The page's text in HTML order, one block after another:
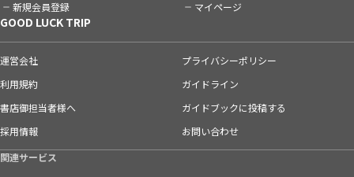
新規会員登録 マイページ
GOOD LUCK TRIP
運営会社
プライバシーポリシー
利用規約
ガイドライン
書店御担当者様へ
ガイドブックに投稿する
採用情報
お問い合わせ
関連サービス